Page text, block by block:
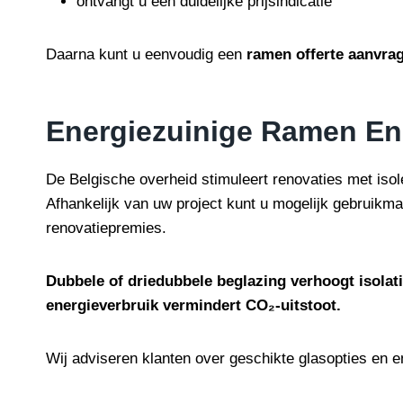
Daarna kunt u eenvoudig een ramen offerte
Energiezuinige Ramen
De Belgische overheid stimuleert renovaties met
Afhankelijk van uw project kunt u mogelijk
renovatiepremies.
Dubbele of driedubbele beglazing verhoogt
energieverbruik vermindert CO₂-uitstoot.
Wij adviseren klanten over geschikte glasopties en